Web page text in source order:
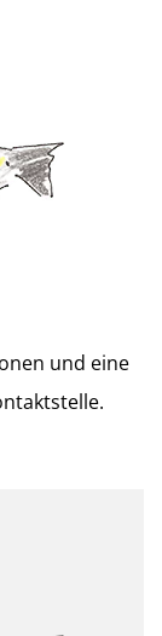
und eine